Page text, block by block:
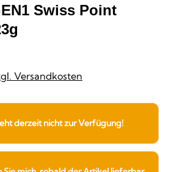
Swiss Point
Versandkosten
derzeit nicht zur Verfügung!